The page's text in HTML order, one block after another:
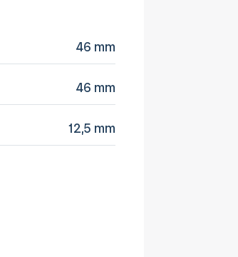
46 mm
46 mm
12,5 mm